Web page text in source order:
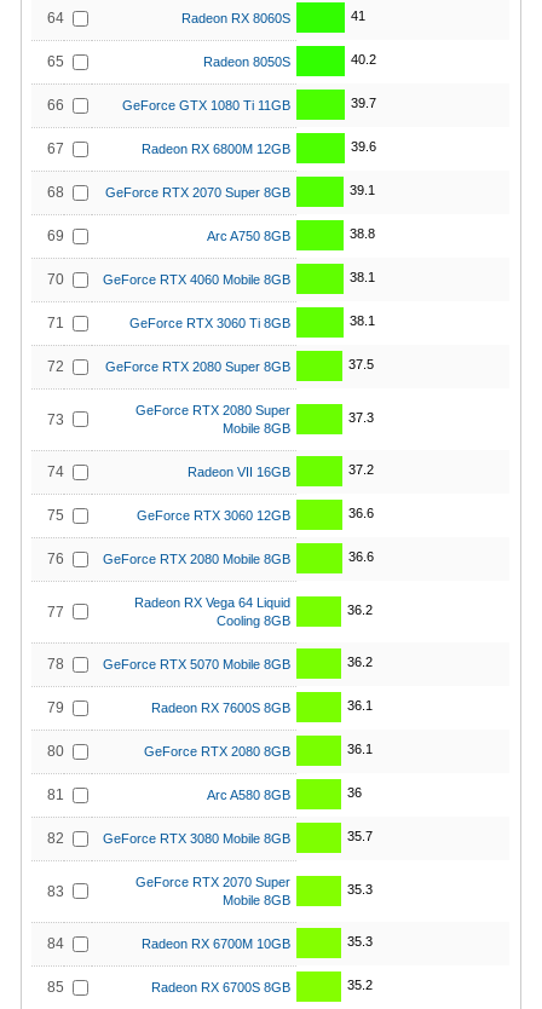
64 Radeon RX 8060S 41
65 Radeon 8050S 40.2
66 GeForce GTX 1080 Ti 11GB 39.7
67 Radeon RX 6800M 12GB 39.6
68 GeForce RTX 2070 Super 8GB 39.1
69 Arc A750 8GB 38.8
70 GeForce RTX 4060 Mobile 8GB 38.1
71 GeForce RTX 3060 Ti 8GB 38.1
72 GeForce RTX 2080 Super 8GB 37.5
73
GeForce RTX 2080 Super
Mobile 8GB
37.3
74 Radeon VII 16GB 37.2
75 GeForce RTX 3060 12GB 36.6
76 GeForce RTX 2080 Mobile 8GB 36.6
77
Radeon RX Vega 64 Liquid
Cooling 8GB
36.2
78 GeForce RTX 5070 Mobile 8GB 36.2
79 Radeon RX 7600S 8GB 36.1
80 GeForce RTX 2080 8GB 36.1
81 Arc A580 8GB 36
82 GeForce RTX 3080 Mobile 8GB 35.7
83
GeForce RTX 2070 Super
Mobile 8GB
35.3
84 Radeon RX 6700M 10GB 35.3
85 Radeon RX 6700S 8GB 35.2